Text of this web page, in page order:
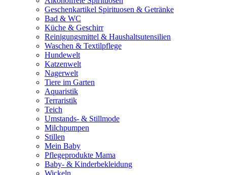
Geschenkartikel Spirituosen & Getränke
Bad & WC
Küche & Geschirr
Reinigungsmittel & Haushaltsutensilien
Waschen & Textilpflege
Hundewelt
Katzenwelt
Nagerwelt
Tiere im Garten
Aquaristik
Terraristik
Teich
Umstands- & Stillmode
Milchpumpen
Stillen
Mein Baby
Pflegeprodukte Mama
Baby- & Kinderbekleidung
Wickeln